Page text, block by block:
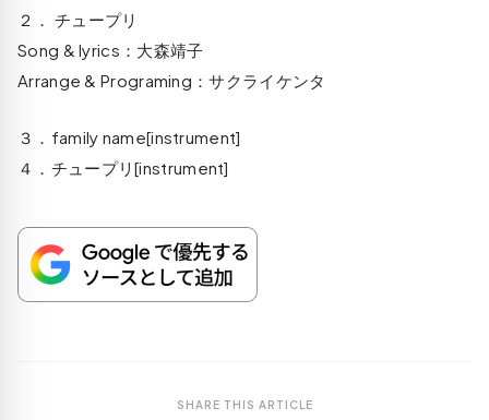
２． チュープリ
Song & lyrics：大森靖子
Arrange & Programing：サクライケンタ
３．family name[instrument]
４．チュープリ[instrument]
SHARE THIS ARTICLE